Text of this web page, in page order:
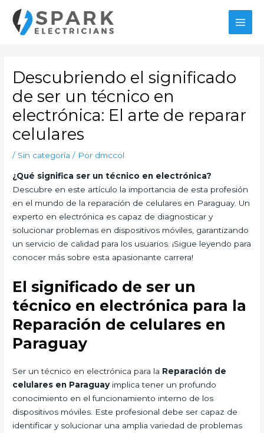
contenido
Descubriendo el significado
de ser un técnico en
electrónica: El arte de reparar
celulares
/ Sin categoría / Por dmccol
¿Qué significa ser un técnico en electrónica?
Descubre en este artículo la importancia de esta profesión
en el mundo de la reparación de celulares en Paraguay. Un
experto en electrónica es capaz de diagnosticar y
solucionar problemas en dispositivos móviles, garantizando
un servicio de calidad para los usuarios. ¡Sigue leyendo para
conocer más sobre esta apasionante carrera!
El significado de ser un
técnico en electrónica para la
Reparación de celulares en
Paraguay
Ser un técnico en electrónica para la Reparación de
celulares en Paraguay implica tener un profundo
conocimiento en el funcionamiento interno de los
dispositivos móviles. Este profesional debe ser capaz de
identificar y solucionar una amplia variedad de problemas